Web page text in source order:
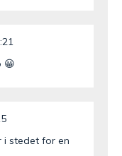
😀
i stedet for en